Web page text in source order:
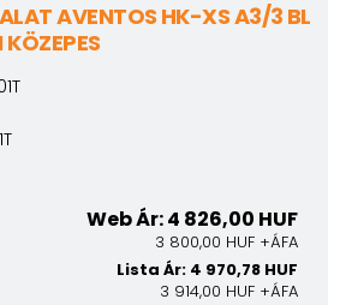
AVENTOS HK-XS A3/3 BL
Web Ár: 4 826,00 HUF
3 800,00 HUF +ÁFA
Lista Ár: 4 970,78 HUF
3 914,00 HUF +ÁFA